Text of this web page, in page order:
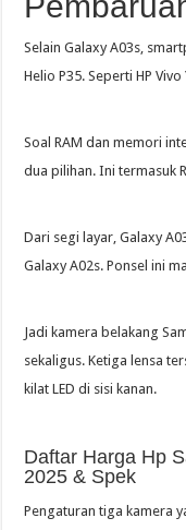
Selain Galaxy A03s,
Helio P35. Seperti HP
Soal RAM dan memori
dua pilihan. Ini termasuk
Dari segi layar, Galaxy
Galaxy A02s. Ponsel ini
Jadi kamera belakang
sekaligus. Ketiga lensa
kilat LED di sisi kanan.
Daftar Harga Hp
2025 & Spek
Pengaturan tiga kamera